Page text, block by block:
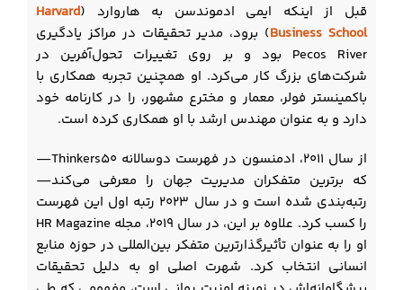
قبل از اینکه ایمی ادموندسن به هاروارد (Harvard
Business School) برود، مدیر تحقیقات در مراکز یادگیری
Pecos River بود و بر روی تغییرات تحول‌آفرین در
شرکت‌های بزرگ کار می‌کرد. او همچنین تجربه همکاری با
باکمینستر فولر، معمار و مخترع مشهور، را در کارنامه خود
دارد و به عنوان مهندس ارشد با او همکاری کرده است.
از سال ۲۰۱۱، ادمنسون در فهرست دوسالانه Thinkers50—
که برترین متفکران مدیریت جهان را معرفی می‌کند—
رتبه‌بندی شده است و در سال ۲۰۲۳ رتبه اول این فهرست
را کسب کرد. علاوه بر این، در سال ۲۰۱۹، مجله HR Magazine
او را به عنوان تأثیرگذارترین متفکر بین‌المللی در حوزه منابع
انسانی انتخاب کرد. شهرت اصلی او به دلیل تحقیقات